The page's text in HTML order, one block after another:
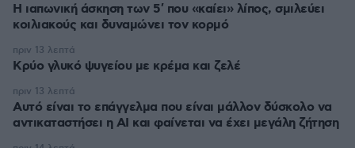
Η ιαπωνική άσκηση των 5′ που «καίει» λίπος, σμιλεύει
κοιλιακούς και δυναμώνει τον κορμό
Κρύο γλυκό ψυγείου με κρέμα και ζελέ
πριν 13 λεπτά
Αυτό είναι το επάγγελμα που είναι μάλλον δύσκολο να
αντικαταστήσει η AI και φαίνεται να έχει μεγάλη ζήτηση
πριν 13 λεπτά